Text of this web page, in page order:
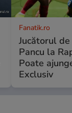
Fanatik.ro
Jucătorul
Pancu la
Poate
Exclusiv